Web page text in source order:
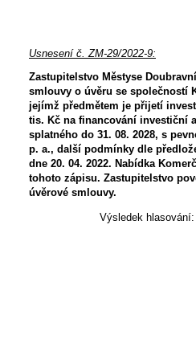
Usnesení č. ZM-29/2022-9:
Zastupitelstvo Městyse
smlouvy o úvěru se společností
jejímž předmětem je přijetí
tis. Kč na financování investiční
splatného do 31. 08. 2028, s
p. a., další podmínky dle
dne 20. 04. 2022. Nabídka
tohoto zápisu. Zastupitelstvo
úvěrové smlouvy.
Výsledek